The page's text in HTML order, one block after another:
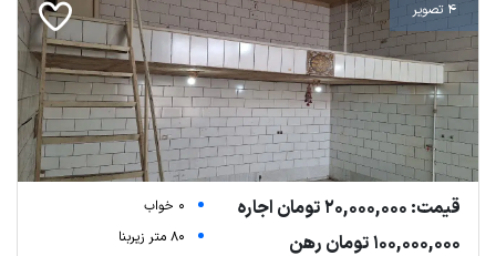
4 تصویر
قیمت: 20,000,000 تومان اجاره
100,000,000 تومان رهن
0 خواب
80 متر زیربنا